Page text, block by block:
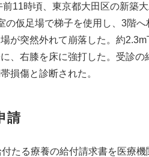
11時頃、東京都大田区の新築
の仮足場で梯子を使用し、3階へ
が突然外れて崩落した。約
、右膝を床に強打した。受診の
損傷と診断された。
請
たる療養の給付請求書を医療機